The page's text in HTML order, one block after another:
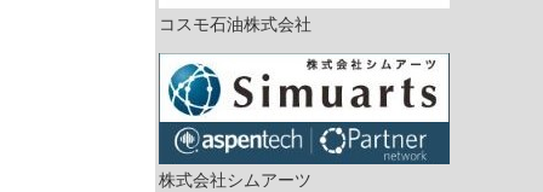
コスモ石油株式会社
株式会社シムアーツ